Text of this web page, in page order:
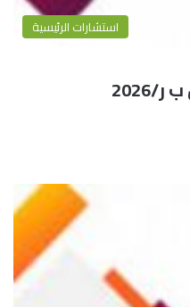
استشارات الرئيسية